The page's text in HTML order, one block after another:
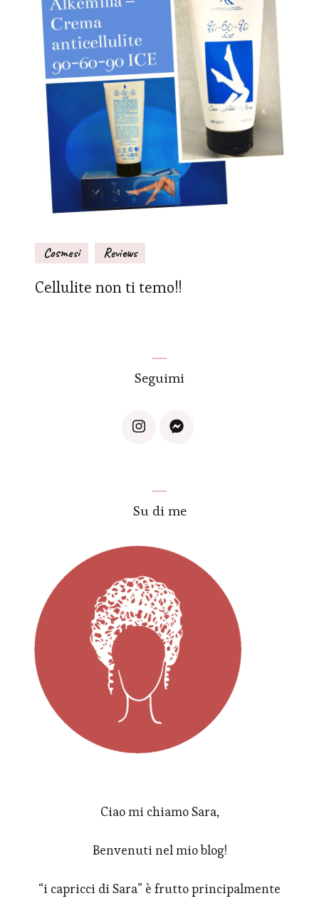
Cosmesi Reviews
Cellulite non ti temo!!
Seguimi
Su di me
Ciao mi chiamo Sara,
Benvenuti nel mio blog!
“i capricci di Sara” è frutto principalmente